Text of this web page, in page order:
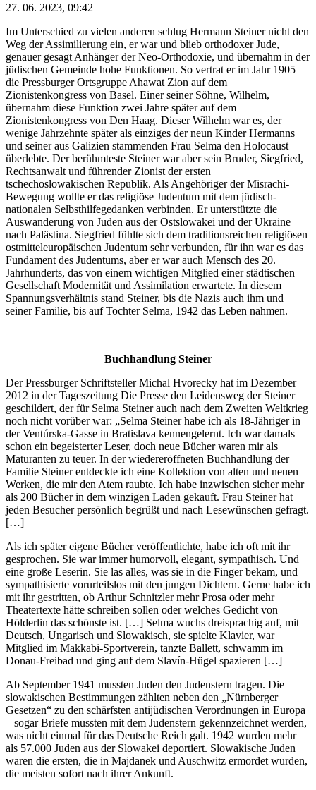
27. 06. 2023, 09:42
Im Unterschied zu vielen anderen schlug Hermann Steiner nicht den
Weg der Assimilierung ein, er war und blieb orthodoxer Jude,
genauer gesagt Anhänger der Neo-Orthodoxie, und übernahm in der
jüdischen Gemeinde hohe Funktionen. So vertrat er im Jahr 1905
die Pressburger Ortsgruppe Ahawat Zion auf dem
Zionistenkongress von Basel. Einer seiner Söhne, Wilhelm,
übernahm diese Funktion zwei Jahre später auf dem
Zionistenkongress von Den Haag. Dieser Wilhelm war es, der
wenige Jahrzehnte später als einziges der neun Kinder Hermanns
und seiner aus Galizien stammenden Frau Selma den Holocaust
überlebte. Der berühmteste Steiner war aber sein Bruder, Siegfried,
Rechtsanwalt und führender Zionist der ersten
tschechoslowakischen Republik. Als Angehöriger der Misrachi-
Bewegung wollte er das religiöse Judentum mit dem jüdisch-
nationalen Selbsthilfegedanken verbinden. Er unterstützte die
Auswanderung von Juden aus der Ostslowakei und der Ukraine
nach Palästina. Siegfried fühlte sich dem traditionsreichen religiösen
ostmitteleuropäischen Judentum sehr verbunden, für ihn war es das
Fundament des Judentums, aber er war auch Mensch des 20.
Jahrhunderts, das von einem wichtigen Mitglied einer städtischen
Gesellschaft Modernität und Assimilation erwartete. In diesem
Spannungsverhältnis stand Steiner, bis die Nazis auch ihm und
seiner Familie, bis auf Tochter Selma, 1942 das Leben nahmen.
Buchhandlung Steiner
Der Pressburger Schriftsteller Michal Hvorecky hat im Dezember
2012 in der Tageszeitung Die Presse den Leidensweg der Steiner
geschildert, der für Selma Steiner auch nach dem Zweiten Weltkrieg
noch nicht vorüber war: „Selma Steiner habe ich als 18-Jähriger in
der Ventúrska-Gasse in Bratislava kennengelernt. Ich war damals
schon ein begeisterter Leser, doch neue Bücher waren mir als
Maturanten zu teuer. In der wiedereröffneten Buchhandlung der
Familie Steiner entdeckte ich eine Kollektion von alten und neuen
Werken, die mir den Atem raubte. Ich habe inzwischen sicher mehr
als 200 Bücher in dem winzigen Laden gekauft. Frau Steiner hat
jeden Besucher persönlich begrüßt und nach Lesewünschen gefragt.
[…]
Als ich später eigene Bücher veröffentlichte, habe ich oft mit ihr
gesprochen. Sie war immer humorvoll, elegant, sympathisch. Und
eine große Leserin. Sie las alles, was sie in die Finger bekam, und
sympathisierte vorurteilslos mit den jungen Dichtern. Gerne habe ich
mit ihr gestritten, ob Arthur Schnitzler mehr Prosa oder mehr
Theatertexte hätte schreiben sollen oder welches Gedicht von
Hölderlin das schönste ist. […] Selma wuchs dreisprachig auf, mit
Deutsch, Ungarisch und Slowakisch, sie spielte Klavier, war
Mitglied im Makkabi-Sportverein, tanzte Ballett, schwamm im
Donau-Freibad und ging auf dem Slavín-Hügel spazieren […]
Ab September 1941 mussten Juden den Judenstern tragen. Die
slowakischen Bestimmungen zählten neben den „Nürnberger
Gesetzen“ zu den schärfsten antijüdischen Verordnungen in Europa
– sogar Briefe mussten mit dem Judenstern gekennzeichnet werden,
was nicht einmal für das Deutsche Reich galt. 1942 wurden mehr
als 57.000 Juden aus der Slowakei deportiert. Slowakische Juden
waren die ersten, die in Majdanek und Auschwitz ermordet wurden,
die meisten sofort nach ihrer Ankunft.